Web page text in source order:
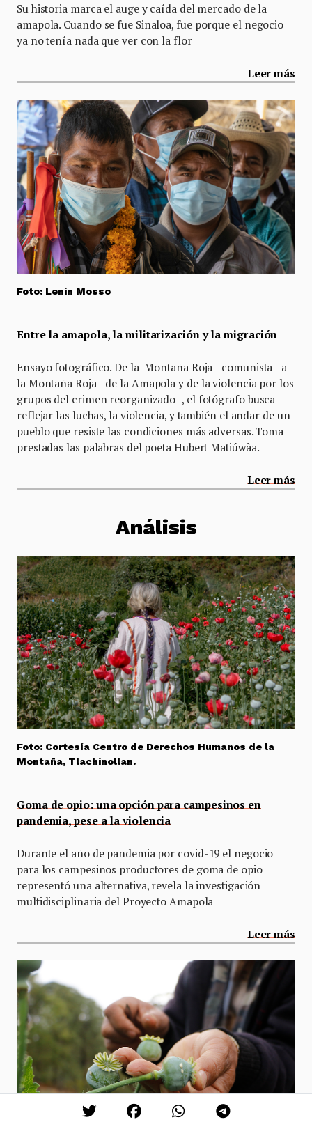
Su historia marca el auge y caída del mercado de la
amapola. Cuando se fue Sinaloa, fue porque el negocio
ya no tenía nada que ver con la flor
Leer más
Foto: Lenin Mosso
Entre la amapola, la militarización y la migración
Ensayo fotográfico. De la Montaña Roja –comunista– a
la Montaña Roja –de la Amapola y de la violencia por los
grupos del crimen reorganizado–, el fotógrafo busca
reflejar las luchas, la violencia, y también el andar de un
pueblo que resiste las condiciones más adversas. Toma
prestadas las palabras del poeta Hubert Matiúwàa.
Leer más
Análisis
Foto: Cortesía Centro de Derechos Humanos de la
Montaña, Tlachinollan.
Goma de opio: una opción para campesinos en
pandemia, pese a la violencia
Durante el año de pandemia por covid-19 el negocio
para los campesinos productores de goma de opio
representó una alternativa, revela la investigación
multidisciplinaria del Proyecto Amapola
Leer más